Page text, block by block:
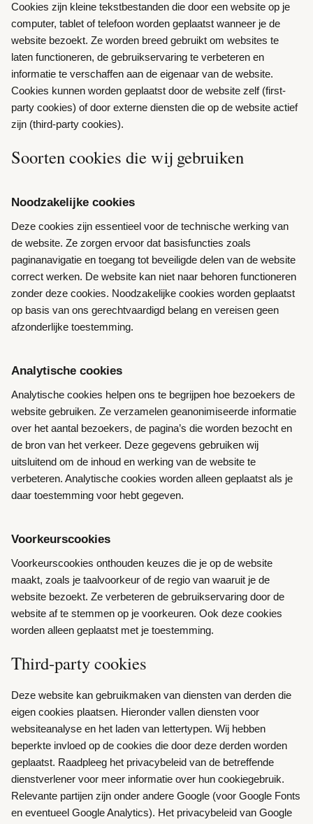
Cookies zijn kleine tekstbestanden die door een website op je
computer, tablet of telefoon worden geplaatst wanneer je de
website bezoekt. Ze worden breed gebruikt om websites te
laten functioneren, de gebruikservaring te verbeteren en
informatie te verschaffen aan de eigenaar van de website.
Cookies kunnen worden geplaatst door de website zelf (first-
party cookies) of door externe diensten die op de website actief
zijn (third-party cookies).
Soorten cookies die wij gebruiken
Noodzakelijke cookies
Deze cookies zijn essentieel voor de technische werking van
de website. Ze zorgen ervoor dat basisfuncties zoals
paginanavigatie en toegang tot beveiligde delen van de website
correct werken. De website kan niet naar behoren functioneren
zonder deze cookies. Noodzakelijke cookies worden geplaatst
op basis van ons gerechtvaardigd belang en vereisen geen
afzonderlijke toestemming.
Analytische cookies
Analytische cookies helpen ons te begrijpen hoe bezoekers de
website gebruiken. Ze verzamelen geanonimiseerde informatie
over het aantal bezoekers, de pagina’s die worden bezocht en
de bron van het verkeer. Deze gegevens gebruiken wij
uitsluitend om de inhoud en werking van de website te
verbeteren. Analytische cookies worden alleen geplaatst als je
daar toestemming voor hebt gegeven.
Voorkeurscookies
Voorkeurscookies onthouden keuzes die je op de website
maakt, zoals je taalvoorkeur of de regio van waaruit je de
website bezoekt. Ze verbeteren de gebruikservaring door de
website af te stemmen op je voorkeuren. Ook deze cookies
worden alleen geplaatst met je toestemming.
Third-party cookies
Deze website kan gebruikmaken van diensten van derden die
eigen cookies plaatsen. Hieronder vallen diensten voor
websiteanalyse en het laden van lettertypen. Wij hebben
beperkte invloed op de cookies die door deze derden worden
geplaatst. Raadpleeg het privacybeleid van de betreffende
dienstverlener voor meer informatie over hun cookiegebruik.
Relevante partijen zijn onder andere Google (voor Google Fonts
en eventueel Google Analytics). Het privacybeleid van Google